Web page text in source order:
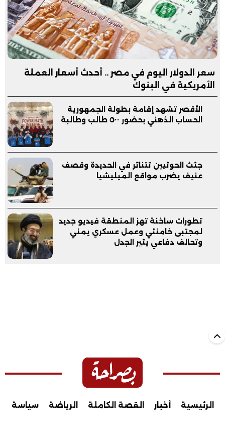
سعر الدولار اليوم في مصر .. أحدث أسعار العملة
الأمريكية في البنوك
الأقصر تشهد إقامة بطولة الجمهورية
الحساب الذهني بحضور ٥٠٠ طالب وطالبة
جثث الحوثيين تتناثر في الحديدة وقصف
عنيف يضرب مواقع الميليشيا
تطورات ساخنة تهز المنطقة فيديو جديد
لمجتبى خامنئي وعمل عسكري يمني
وتحالف دفاعي يثير الجدل
الرئيسية أخبار القصة الكاملة الرياضة سياسة